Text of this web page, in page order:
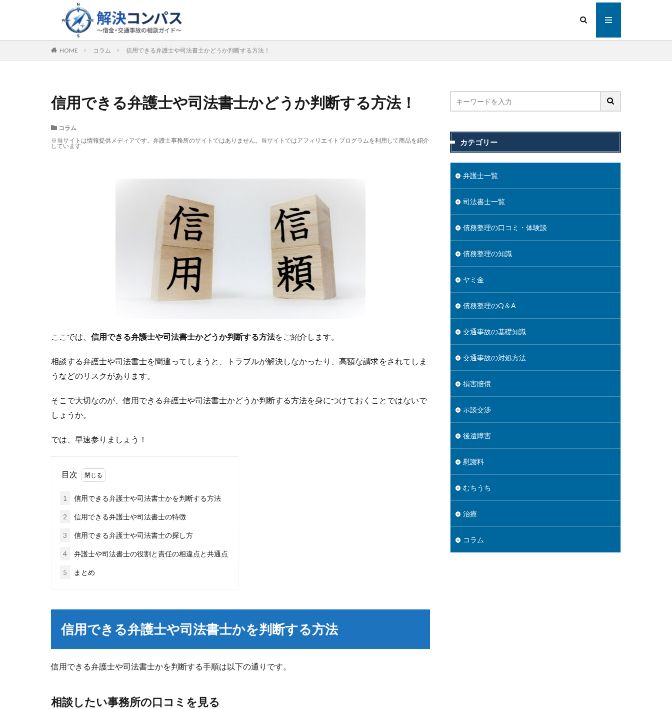
HOME コラム 信用できる弁護士や司法書士かどうか判断する方法！
信用できる弁護士や司法書士かどうか判断する方法！
コラム
※当サイトは情報提供メディアです。弁護士事務所のサイトではありません。当サイトではアフィリエイトプログラムを利用して商品を紹介
しています
ここでは、 信用できる弁護士や司法書士かどうか判断する方法をご紹介します。
相談する弁護士や司法書士を間違ってしまうと、トラブルが解決しなかったり、高額な請求をされてしま
うなどのリスクがあります。
そこで大切なのが、信用できる弁護士や司法書士かどうか判断する方法を身につけておくことではないで
しょうか。
では、早速参りましょう！
目次
1 信用できる弁護士や司法書士かを判断する方法
2 信用できる弁護士や司法書士の特徴
3 信用できる弁護士や司法書士の探し方
4 弁護士や司法書士の役割と責任の相違点と共通点
5 まとめ
信用できる弁護士や司法書士かを判断する方法
信用できる弁護士や司法書士かを判断する手順は以下の通りです。
相談したい事務所の口コミを見る
カテゴリー
弁護士一覧
司法書士一覧
債務整理の口コミ・体験談
債務整理の知識
ヤミ金
債務整理のQ＆A
交通事故の基礎知識
交通事故の対処方法
損害賠償
示談交渉
後遺障害
慰謝料
むちうち
治療
コラム